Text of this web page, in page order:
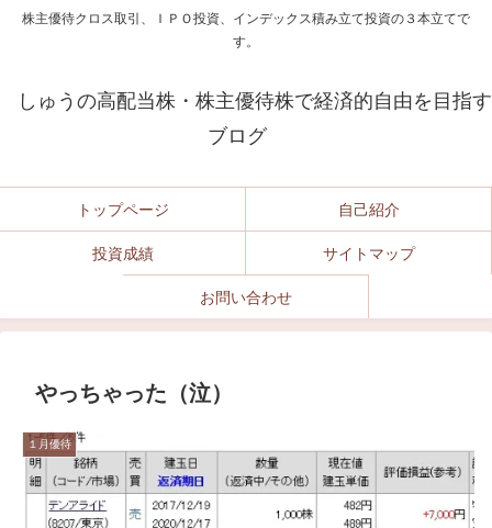
株主優待クロス取引、ＩＰＯ投資、インデックス積み立て投資の３本立てで
す。
しゅうの高配当株・株主優待株で経済的自由を目指す
ブログ
トップページ 自己紹介
投資成績 サイトマップ
お問い合わせ
やっちゃった（泣）
１月優待